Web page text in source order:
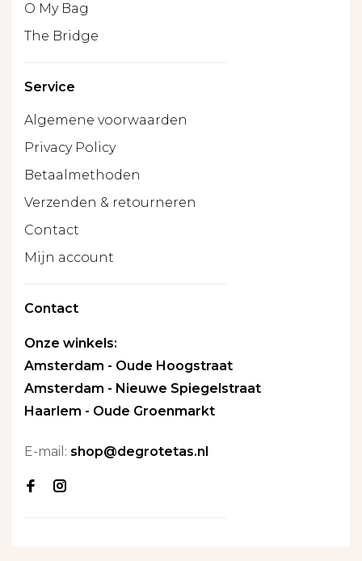
O My Bag
The Bridge
Service
Algemene voorwaarden
Privacy Policy
Betaalmethoden
Verzenden & retourneren
Contact
Mijn account
Contact
Onze winkels:
Amsterdam - Oude Hoogstraat
Amsterdam - Nieuwe Spiegelstraat
Haarlem - Oude Groenmarkt
E-mail: shop@degrotetas.nl